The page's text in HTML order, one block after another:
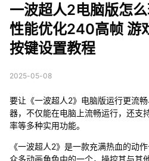
一波超人2电脑版怎
性能优化240高帧 游
按键设置教程
2025-05-08
要让《一波超人2》电脑版运行更流
器，不仅能在电脑上流畅运行，还支
率等多种实用功能。
《一波超人2》是一款充满热血的动
众多动画角色中的一个，操控其与其